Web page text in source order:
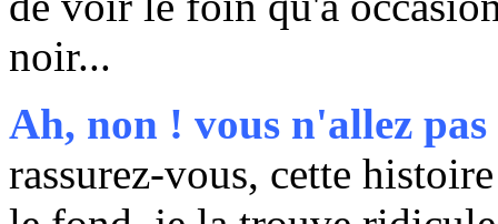
noir...
Ah, non ! vous n'allez
rassurez-vous, cette